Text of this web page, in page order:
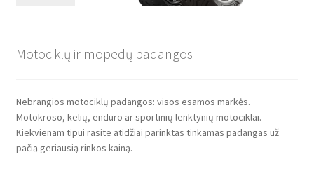
Motociklų ir mopedų padangos
Nebrangios motociklų padangos: visos esamos markės.
Motokroso, kelių, enduro ar sportinių lenktynių motociklai.
Kiekvienam tipui rasite atidžiai parinktas tinkamas padangas už
pačią geriausią rinkos kainą.